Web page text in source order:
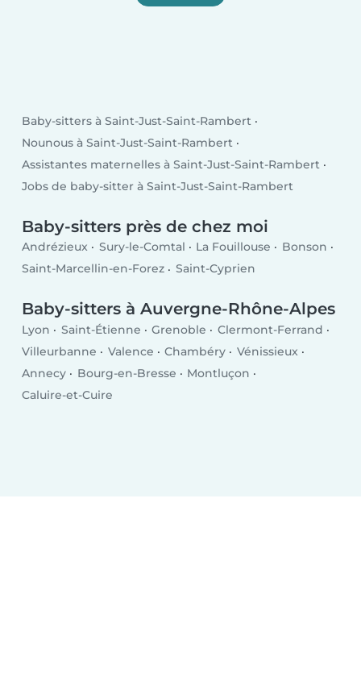
Baby-sitters à Saint-Just-Saint-Rambert
Nounous à Saint-Just-Saint-Rambert
Assistantes maternelles à Saint-Just-Saint-Rambert
Jobs de baby-sitter à Saint-Just-Saint-Rambert
Baby-sitters près de chez moi
Andrézieux Sury-le-Comtal La Fouillouse
Bonson
Saint-Marcellin-en-Forez
Saint-Cyprien
Baby-sitters à Auvergne-Rhône-Alpes
Lyon Saint-Étienne Grenoble
Clermont-Ferrand
Villeurbanne
Valence Chambéry
Vénissieux
Annecy
Bourg-en-Bresse
Montluçon
Caluire-et-Cuire